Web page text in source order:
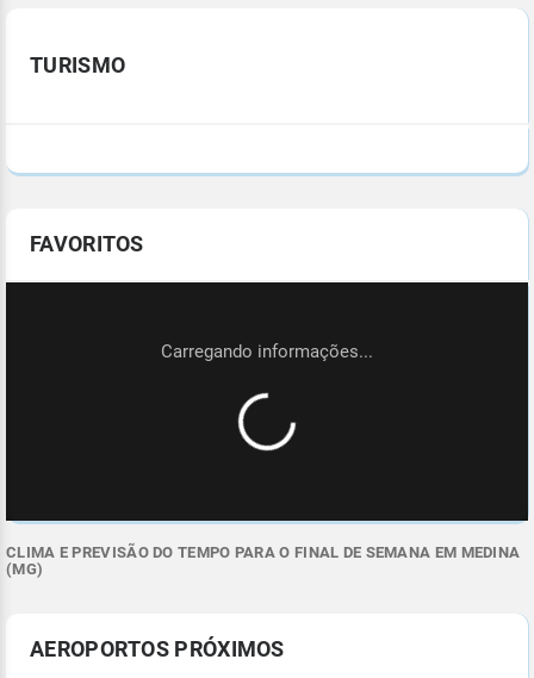
TURISMO
FAVORITOS
CLIMA E PREVISÃO DO TEMPO PARA O FINAL DE SEMANA EM MEDINA
(MG)
AEROPORTOS PRÓXIMOS